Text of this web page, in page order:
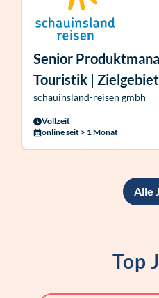
Senior
Touristik |
schauinsland-reisen gmbh
Vollzeit
online seit > 1 Monat
Alle
Top